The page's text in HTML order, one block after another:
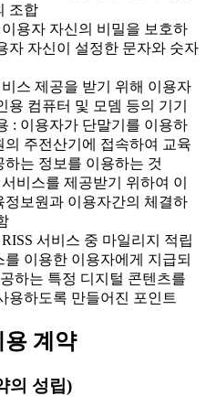
조합
용자 자신의 비밀을 보호하
자 자신이 설정한 문자와 숫자
스 제공을 받기 위해 이용자
용 컴퓨터 및 모뎀 등의 기기
: 이용자가 단말기를 이용하
의 주전산기에 접속하여 교육
하는 정보를 이용하는 것
비스를 제공받기 위하여 이
정보원과 이용자간의 체결하
서비스 중 마일리지 적립
를 이용한 이용자에게 지급되
하는 특정 디지털 콘텐츠를
용하도록 만들어진 포인트
용 계약
의 성립)